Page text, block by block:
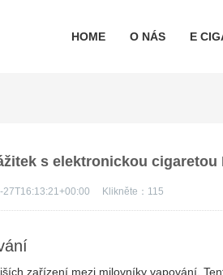
HOME O NÁS E
s elektronickou cigaretou
27T16:13:21+00:00 Klikněte： 115
zařízení mezi milovníky vapování.